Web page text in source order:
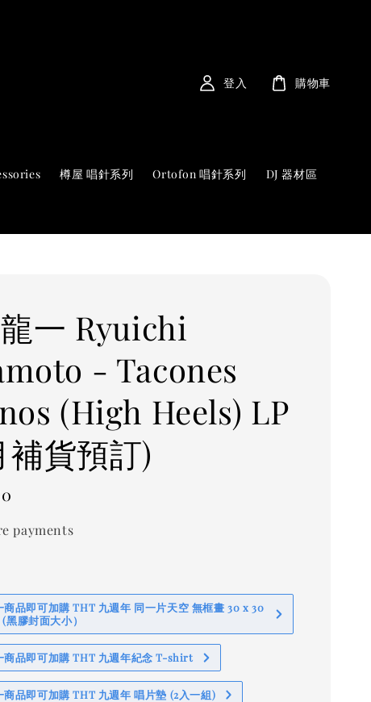
樽屋 唱針系列 Ortofon 唱針系列 DJ 器材區
登入 購物車
一 Ryuichi
- Tacones
(High Heels) LP
補貨預訂)
payments
商品即可加購 THT 九週年 同一片天空 無框畫 30 x 30
黑膠封面大小）
商品即可加購 THT 九週年紀念 T-shirt
商品即可加購 THT 九週年 唱片墊 (2入一組)